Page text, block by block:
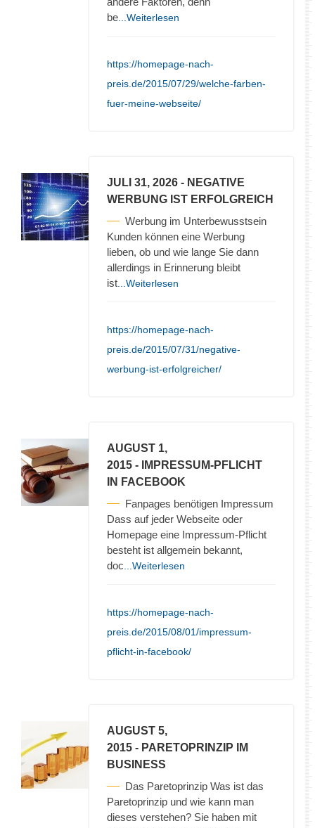
be ...Weiterlesen
https://homepage-nach-
preis.de/2015/07/29/welche-farben-
fuer-meine-webseite/
JULI 31, 2026 - NEGATIVE
WERBUNG IST ERFOLGREICH
Werbung im Unterbewusstsein
Kunden können eine Werbung
lieben, ob und wie lange Sie dann
allerdings in Erinnerung bleibt
ist ...Weiterlesen
https://homepage-nach-
preis.de/2015/07/31/negative-
werbung-ist-erfolgreicher/
AUGUST 1,
2015 - IMPRESSUM-PFLICHT
IN FACEBOOK
Fanpages benötigen Impressum
Dass auf jeder Webseite oder
Homepage eine Impressum-Pflicht
besteht ist allgemein bekannt,
doc ...Weiterlesen
https://homepage-nach-
preis.de/2015/08/01/impressum-
pflicht-in-facebook/
AUGUST 5,
2015 - PARETOPRINZIP IM
BUSINESS
Das Paretoprinzip Was ist das
Paretoprinzip und wie kann man
dieses verstehen? Sie haben mit